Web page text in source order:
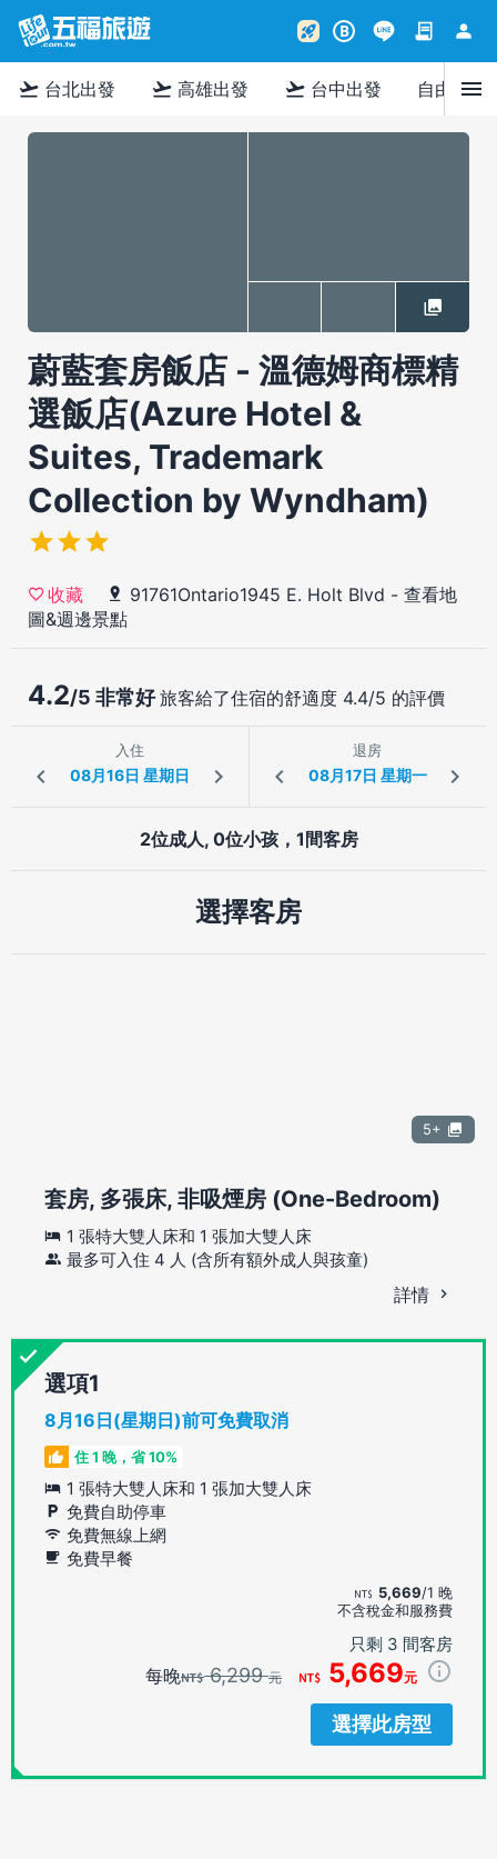
rocket_launch B contract person
flight_takeoff 台北出發 flight_takeoff 高雄出發 flight_takeoff 台中出發 自由行menu
蔚藍套房飯店 - 溫德姆商標精
選飯店(Azure Hotel &
Suites, Trademark
Collection by Wyndham)
收藏 91761Ontario1945 E. Holt Blvd - 查看地
圖&週邊景點
4.2/5 非常好旅客給了住宿的舒適度 4.4/5 的評價
入住 退房
2位成人, 0位小孩，1間客房
選擇客房
5+
套房, 多張床, 非吸煙房 (One-Bedroom)
1 張特大雙人床和 1 張加大雙人床
最多可入住 4 人 (含所有額外成人與孩童)
詳情
選項
8月16日(星期日)前可免費取消
住 1 晚，省 10%
1 張特大雙人床和 1 張加大雙人床
免費自助停車
免費無線上網
免費早餐
5,669/1 晚
不含稅金和服務費
只剩 3 間客房
每晚 6,299元 5,669元
選擇此房型